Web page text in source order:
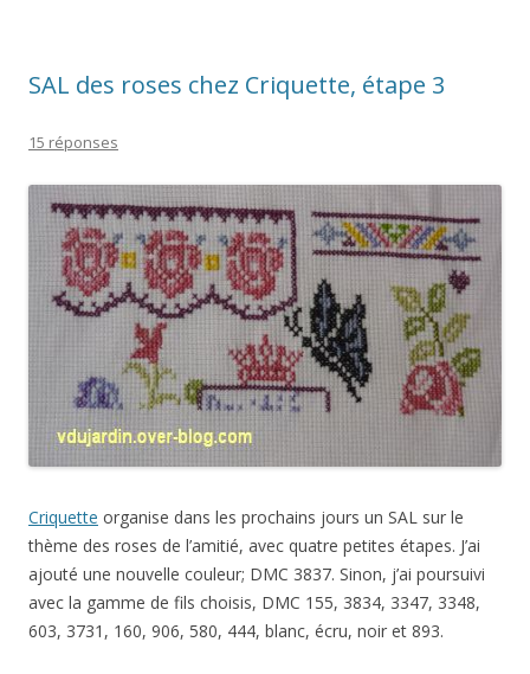
SAL des roses chez Criquette, étape 3
15 réponses
Criquette organise dans les prochains jours un SAL sur le
thème des roses de l’amitié, avec quatre petites étapes. J’ai
ajouté une nouvelle couleur; DMC 3837. Sinon, j’ai poursuivi
avec la gamme de fils choisis, DMC 155, 3834, 3347, 3348,
603, 3731, 160, 906, 580, 444, blanc, écru, noir et 893.